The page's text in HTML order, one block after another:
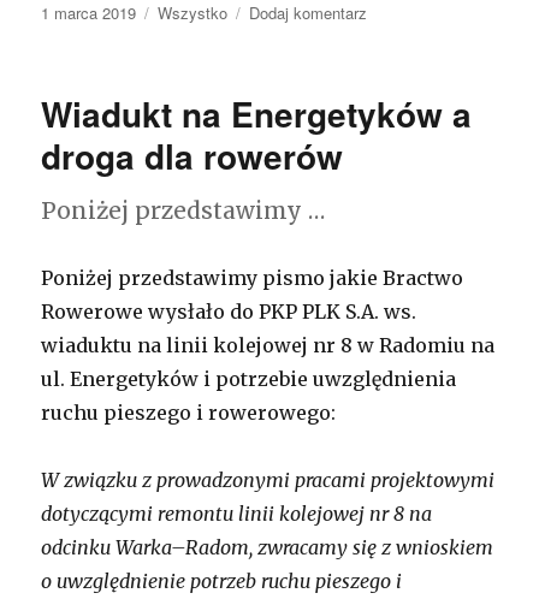
Opublikowano
1 marca 2019 Kategorie
Wszystko Dodaj komentarz
Podsumowanie
2018
Wiadukt na Energetyków a
droga dla rowerów
Poniżej przedstawimy …
Poniżej przedstawimy pismo jakie Bractwo
Rowerowe wysłało do PKP PLK S.A. ws.
wiaduktu na linii kolejowej nr 8 w Radomiu na
ul. Energetyków i potrzebie uwzględnienia
ruchu pieszego i rowerowego:
W związku z prowadzonymi pracami projektowymi
dotyczącymi remontu linii kolejowej nr 8 na
odcinku Warka–Radom, zwracamy się z wnioskiem
o uwzględnienie potrzeb ruchu pieszego i